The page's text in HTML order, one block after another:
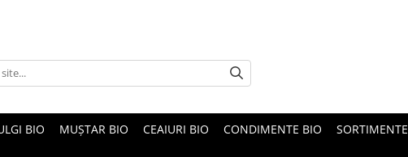
BIO MUȘTAR BIO CEAIURI BIO CONDIMENTE BIO SORTIMENTE